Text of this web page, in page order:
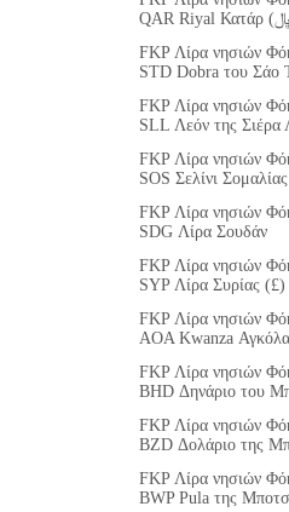
FKP Λίρα νησιών
STD Dobra του Σάο
FKP Λίρα νησιών
SLL Λεόν της Σιέρα
FKP Λίρα νησιών
SOS Σελίνι
FKP Λίρα νησιών
SDG Λίρα Σουδάν
FKP Λίρα νησιών
SYP Λίρα Συρίας (£)
FKP Λίρα νησιών
AOA Kwanza
FKP Λίρα νησιών
BHD Δηνάριο του
FKP Λίρα νησιών
BZD Δολάριο της
FKP Λίρα νησιών
BWP Pula της